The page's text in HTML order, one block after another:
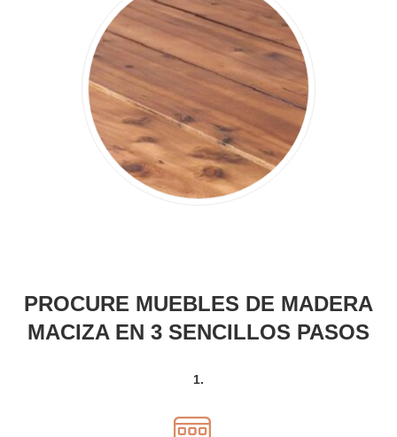
PROCURE MUEBLES DE MADERA
MACIZA EN 3 SENCILLOS PASOS
1.